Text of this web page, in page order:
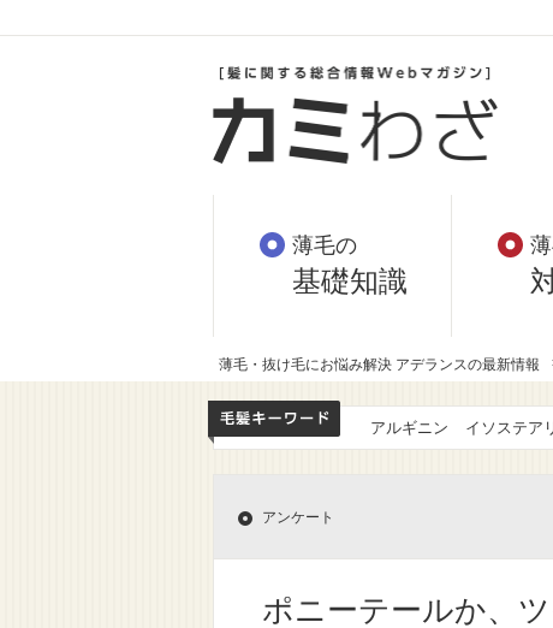
薄毛の
基礎知識
薄毛・抜け毛にお悩み解決 アデランスの最新情報
アルギニン イソステア
アンケート
ポニーテールか、